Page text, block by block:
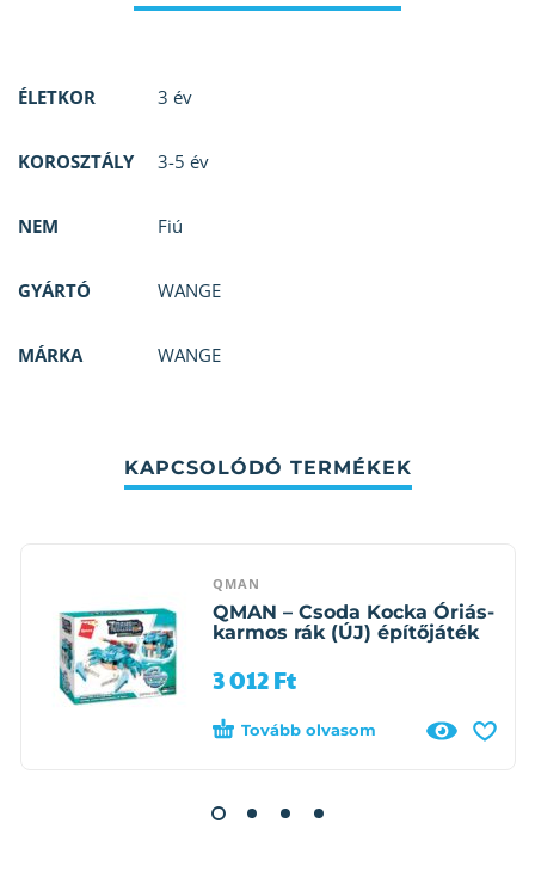
ÉLETKOR 3 év
KOROSZTÁLY 3-5 év
NEM Fiú
GYÁRTÓ WANGE
MÁRKA WANGE
KAPCSOLÓDÓ TERMÉKEK
QMAN
QMAN – Csoda Kocka Óriás-
karmos rák (ÚJ) építőjáték
3 012Ft
Tovább olvasom